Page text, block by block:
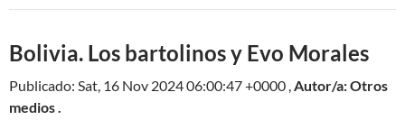
Bolivia. Los bartolinos y Evo Morales
Publicado: Sat, 16 Nov 2024 06:00:47 +0000 ,Autor/a: Otros
medios .